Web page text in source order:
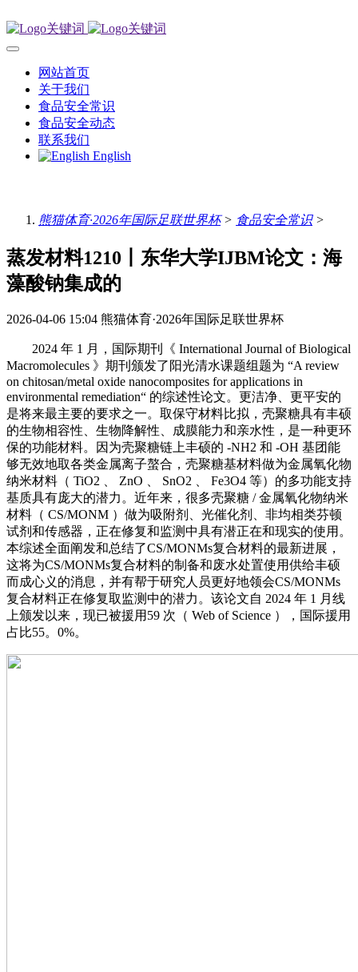
网站首页
关于我们
食品安全常识
食品安全动态
联系我们
English
熊猫体育·2026年国际足联世界杯> 食品安全常识>
蒸发材料1210丨东华大学IJBM论文：海
藻酸钠集成的
2026-04-06 15:04 熊猫体育·2026年国际足联世界杯
2024 年 1 月，国际期刊《 International Journal of Biological
Macromolecules 》期刊颁发了阳光清水课题组题为 “A review
on chitosan/metal oxide nanocomposites for applications in
environmental remediation“ 的综述性论文。更洁净、更平安的
是将来最主要的要求之一。取保守材料比拟，壳聚糖具有丰硕
的生物相容性、生物降解性、成膜能力和亲水性，是一种更环
保的功能材料。因为壳聚糖链上丰硕的 -NH2 和 -OH 基团能
够无效地取各类金属离子螯合，壳聚糖基材料做为金属氧化物
纳米材料（ TiO2 、 ZnO 、 SnO2 、 Fe3O4 等）的多功能支持
基质具有庞大的潜力。近年来，很多壳聚糖 / 金属氧化物纳米
材料（ CS/MONM ）做为吸附剂、光催化剂、非均相类芬顿
试剂和传感器，正在修复和监测中具有潜正在和现实的使用。
本综述全面阐发和总结了CS/MONMs复合材料的最新进展，
这将为CS/MONMs复合材料的制备和废水处置使用供给丰硕
而成心义的消息，并有帮于研究人员更好地领会CS/MONMs
复合材料正在修复取监测中的潜力。该论文自 2024 年 1 月线
上颁发以来，现已被援用59 次（ Web of Science ），国际援用
占比55。0%。